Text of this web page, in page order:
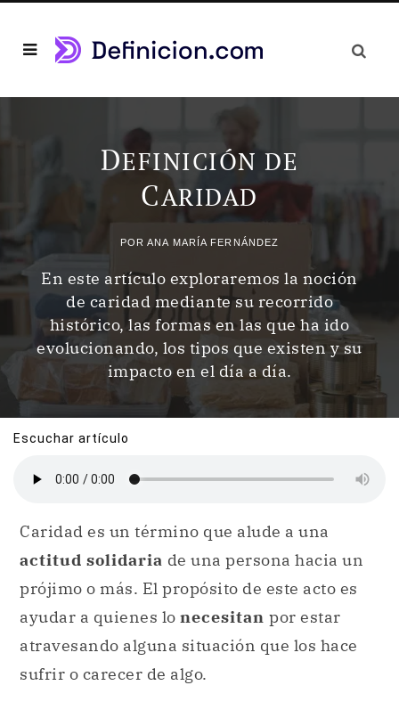
DEFINICIÓN DE
CARIDAD
PORANA MARÍA FERNÁNDEZ
En este artículo exploraremos la noción
de caridad mediante su recorrido
histórico, las formas en las que ha ido
evolucionando, los tipos que existen y su
impacto en el día a día.
Escuchar artículo
Caridad es un término que alude a una
actitud solidaria de una persona hacia un
prójimo o más. El propósito de este acto es
ayudar a quienes lo necesitan por estar
atravesando alguna situación que los hace
sufrir o carecer de algo.